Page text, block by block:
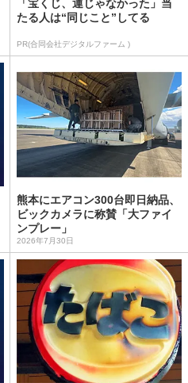
「宝くじ、運じゃなかった」当
たる人は“同じこと”してる
PR(合同会社デジタルファーム )
熊本にエアコン300台即日納品、
ビックカメラに称賛「大ファイ
ンプレー」
2026年7月30日